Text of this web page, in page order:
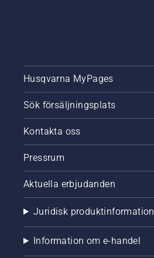
Husqvarna MyPages
Sök försäljningsplats
Kontakta oss
Pressrum
Aktuella erbjudanden
Juridisk produktinformation
Information om e-handel